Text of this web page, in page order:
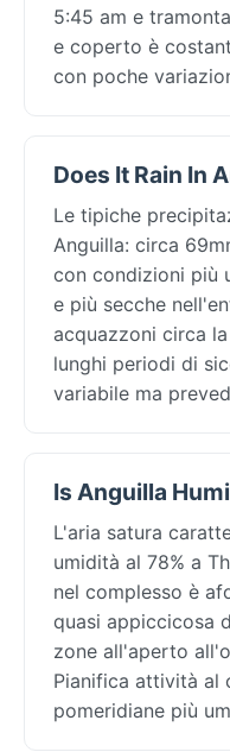
5:45 am e
e coperto è
con poche
Does It Rain In
Le tipiche
Anguilla: circa
con condizioni più
e più secche
acquazzoni circa
lunghi periodi di
variabile ma
Is Anguilla
L'aria satura
umidità al 78% a
nel complesso è
quasi appiccicosa
zone all'aperto
Pianifica attività al
pomeridiane più